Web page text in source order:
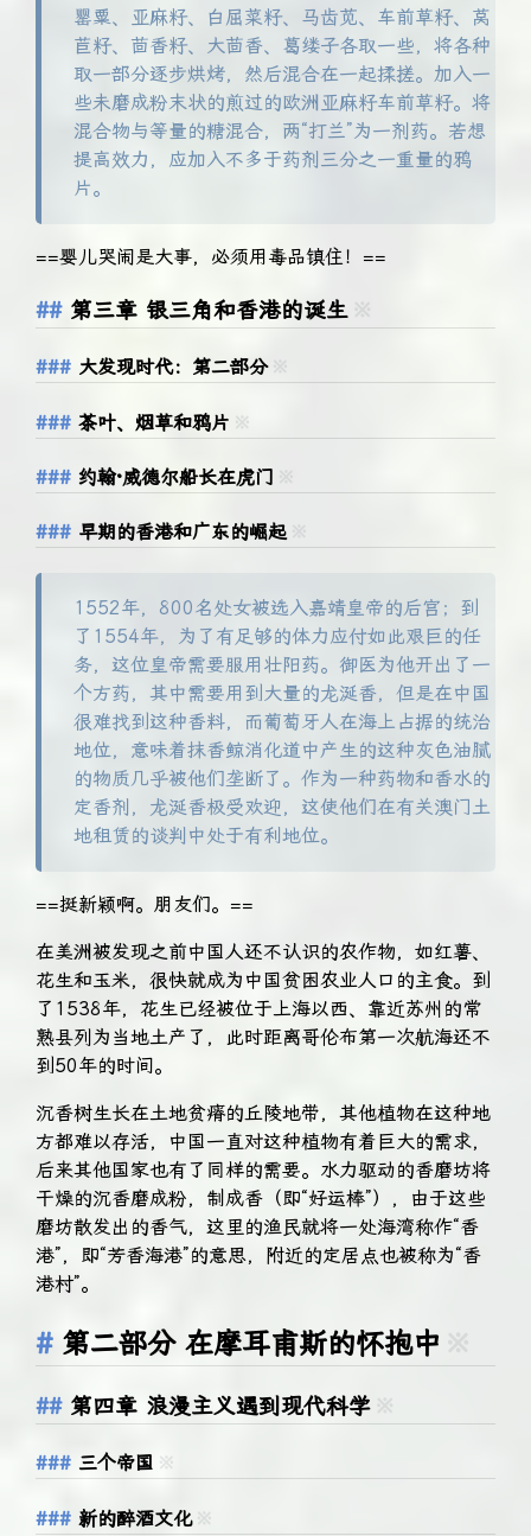
罂粟、亚麻籽、白屈菜籽、马齿苋、车前草籽、莴
苣籽、茴香籽、大茴香、葛缕子各取一些，将各种
取一部分逐步烘烤，然后混合在一起揉搓。加入一
些未磨成粉末状的煎过的欧洲亚麻籽车前草籽。将
混合物与等量的糖混合，两“打兰”为一剂药。若想
提高效力，应加入不多于药剂三分之一重量的鸦
片。
==婴儿哭闹是大事，必须用毒品镇住！==
第三章 银三角和香港的诞生
大发现时代：第二部分
茶叶、烟草和鸦片
约翰·威德尔船长在虎门
早期的香港和广东的崛起
1552年，800名处女被选入嘉靖皇帝的后宫；到
了1554年，为了有足够的体力应付如此艰巨的任
务，这位皇帝需要服用壮阳药。御医为他开出了一
个方药，其中需要用到大量的龙涎香，但是在中国
很难找到这种香料，而葡萄牙人在海上占据的统治
地位，意味着抹香鲸消化道中产生的这种灰色油腻
的物质几乎被他们垄断了。作为一种药物和香水的
定香剂，龙涎香极受欢迎，这使他们在有关澳门土
地租赁的谈判中处于有利地位。
==挺新颖啊。朋友们。==
在美洲被发现之前中国人还不认识的农作物，如红薯、
花生和玉米，很快就成为中国贫困农业人口的主食。到
了1538年，花生已经被位于上海以西、靠近苏州的常
熟县列为当地土产了，此时距离哥伦布第一次航海还不
到50年的时间。
沉香树生长在土地贫瘠的丘陵地带，其他植物在这种地
方都难以存活，中国一直对这种植物有着巨大的需求，
后来其他国家也有了同样的需要。水力驱动的香磨坊将
干燥的沉香磨成粉，制成香（即“好运棒”），由于这些
磨坊散发出的香气，这里的渔民就将一处海湾称作“香
港”，即“芳香海港”的意思，附近的定居点也被称为“香
港村”。
第二部分 在摩耳甫斯的怀抱中
第四章 浪漫主义遇到现代科学
三个帝国 ※
新的醉酒文化